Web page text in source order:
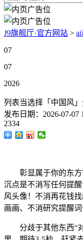
J9旗舰厅·官方网站 >
07
07
2026
列表当选择「中国风
发布日期： 2026-07-07
2334
彰显属于你的东方
沉点是不消写任何提
风头像！不消再花钱
画画、不消研究提醒词
分歧于其他东西“对